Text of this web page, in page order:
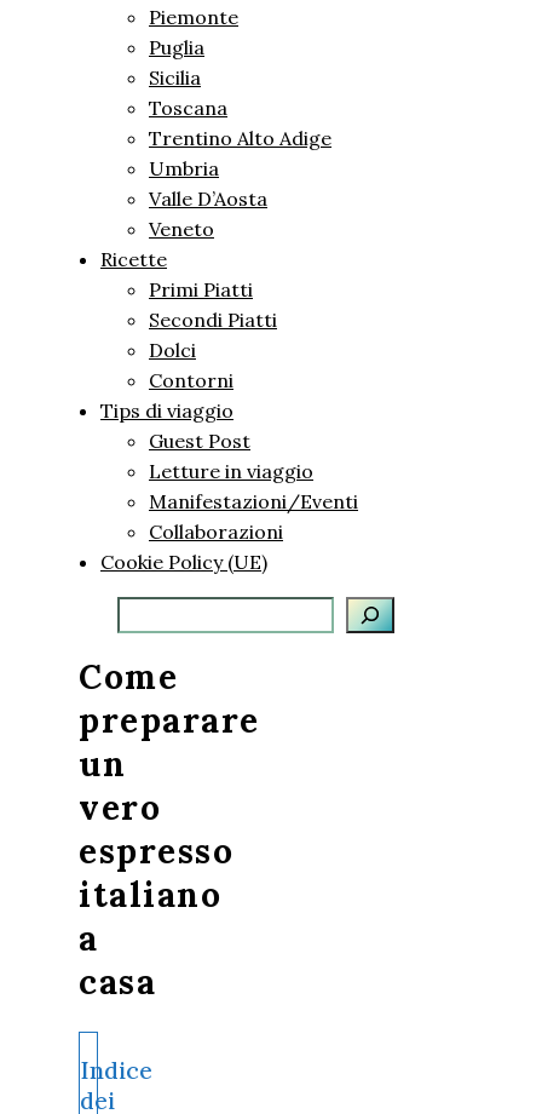
Piemonte
Puglia
Sicilia
Toscana
Trentino Alto Adige
Umbria
Valle D’Aosta
Veneto
Ricette
Primi Piatti
Secondi Piatti
Dolci
Contorni
Tips di viaggio
Guest Post
Letture in viaggio
Manifestazioni/Eventi
Collaborazioni
Cookie Policy (UE)
Come
preparare
un
vero
espresso
italiano
a
casa
Indice
dei